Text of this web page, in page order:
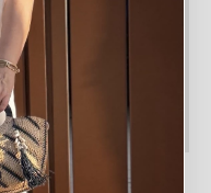
ESTILO Y